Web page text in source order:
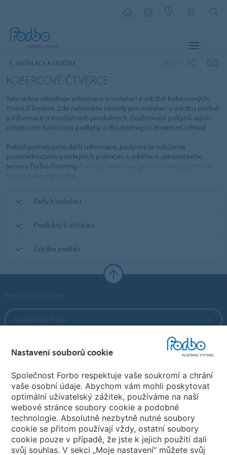
INSTALACE A ÚDRŽBA
KOBERCOVÉ ČTVERCE
Tato sekce obsahuje informace o instalaci a údržbě kobercových
čtverců Tessera. Zde naleznete návody pro instalaci a údržbu podlah
a informace o instalačních produktech. Dodržování pokynů zajistí
celoživotní funkčnost podlahy a dlouhotrvající atraktivní vzhled.
Pokud potřebujete další informace, podpora je nabízena
prostřednictvím prodejních poboček a oddělení zákaznického
servisu Forbo Flooring.
Rady k instalaci
Produkty k instalaci
Údržba podlah
Forbo Flooring Systems
Forbo Movement Systems
Pobočky
Vyberte svou zemi
Nastavení souborů cookie
Společnost Forbo respektuje vaše soukromí a chrání
vaše osobní údaje. Abychom vám mohli poskytovat
optimální uživatelský zážitek, používáme na naší
webové stránce soubory cookie a podobné
technologie. Absolutně nezbytně nutné soubory
cookie se přitom používají vždy, ostatní soubory
cookie pouze v případě, že jste k jejich použití dali
svůj souhlas. V sekci „Moje nastavení“ můžete svůj